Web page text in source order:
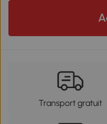
Transport gratuit